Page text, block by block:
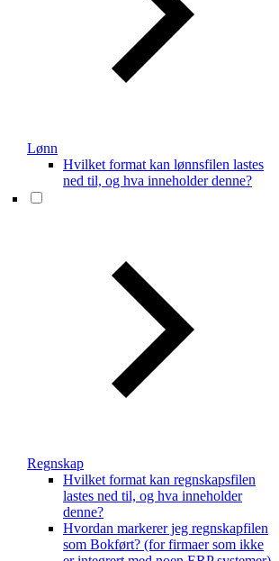
Lønn
Hvilket format kan lønnsfilen lastes
ned til, og hva inneholder denne?
Regnskap
Hvilket format kan regnskapsfilen
lastes ned til, og hva inneholder
denne?
Hvordan markerer jeg regnskapfilen
som Bokført? (for firmaer som ikke